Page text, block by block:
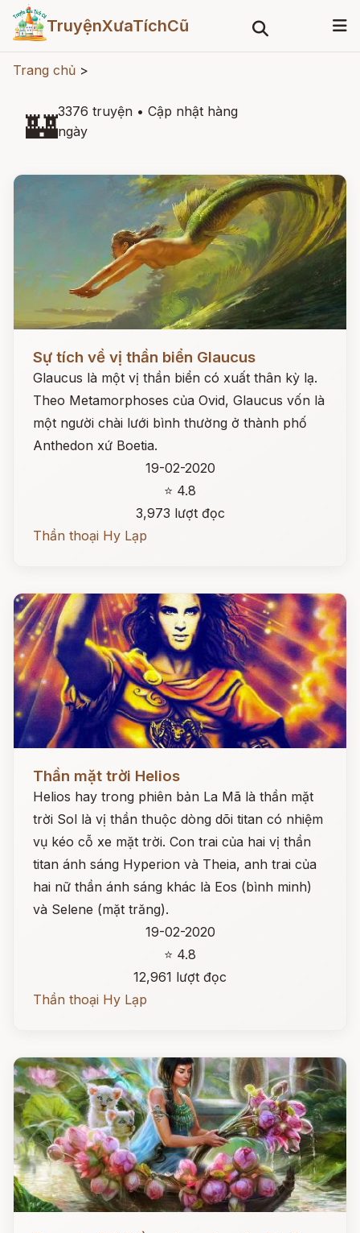
TruyệnXưaTíchCũ
Trang chủ >
🏰3376 truyện • Cập nhật hàng
ngày
Sự tích về vị thần biển Glaucus
Glaucus là một vị thần biển có xuất thân kỳ lạ.
Theo Metamorphoses của Ovid, Glaucus vốn là
một người chài lưới bình thường ở thành phố
Anthedon xứ Boetia.
19-02-2020
⭐ 4.8
3,973 lượt đọc
Thần thoại Hy Lạp
Đọc ngay
Thần mặt trời Helios
Helios hay trong phiên bản La Mã là thần mặt
trời Sol là vị thần thuộc dòng dõi titan có nhiệm
vụ kéo cỗ xe mặt trời. Con trai của hai vị thần
titan ánh sáng Hyperion và Theia, anh trai của
hai nữ thần ánh sáng khác là Eos (bình minh)
và Selene (mặt trăng).
19-02-2020
⭐ 4.8
12,961 lượt đọc
Thần thoại Hy Lạp